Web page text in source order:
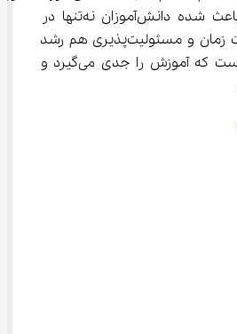
می‌شود. این رویکرد باعث شده دانش‌آموزان نه‌تنها در
درس، بلکه در مدیریت زمان و مسئولیت‌پذیری هم رشد
کنند. آی نو مدرسه‌ای‌ست که آموزش را جدی می‌گیرد و